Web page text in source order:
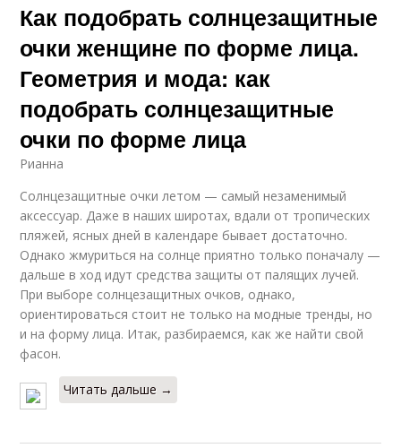
Как подобрать солнцезащитные
очки женщине по форме лица.
Геометрия и мода: как
подобрать солнцезащитные
очки по форме лица
Рианна
Солнцезащитные очки летом — самый незаменимый
аксессуар. Даже в наших широтах, вдали от тропических
пляжей, ясных дней в календаре бывает достаточно.
Однако жмуриться на солнце приятно только поначалу —
дальше в ход идут средства защиты от палящих лучей.
При выборе солнцезащитных очков, однако,
ориентироваться стоит не только на модные тренды, но
и на форму лица. Итак, разбираемся, как же найти свой
фасон.
Читать дальше →